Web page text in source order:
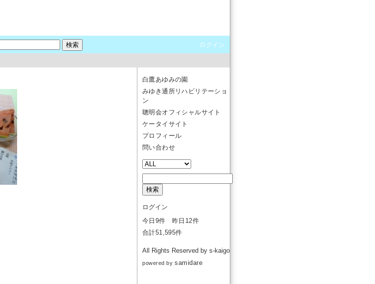
ログイン
白鷹あゆみの園
みゆき通所リハビリテーショ
ン
聰明会オフィシャルサイト
ケータイサイト
プロフィール
問い合わせ
ログイン
今日9件 昨日12件
合計51,595件
All Rights Reserved by s-kaigo
powered bysamidare